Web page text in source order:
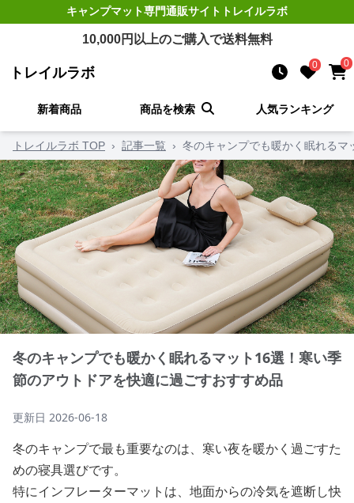
キャンプマット専門通販サイト トレイルラボ
10,000円以上のご購入で送料無料
トレイルラボ 0 0
新着商品 商品を検索 人気ランキング
トレイルラボ TOP › 記事一覧 › 冬のキャンプでも暖かく眠れる
冬のキャンプでも暖かく眠れるマット16選！寒い季
節のアウトドアを快適に過ごすおすすめ品
更新日 2026-06-18
冬のキャンプで最も重要なのは、寒い夜を暖かく過ごすた
めの寝具選びです。
特にインフレーターマットは、地面からの冷気を遮断し快